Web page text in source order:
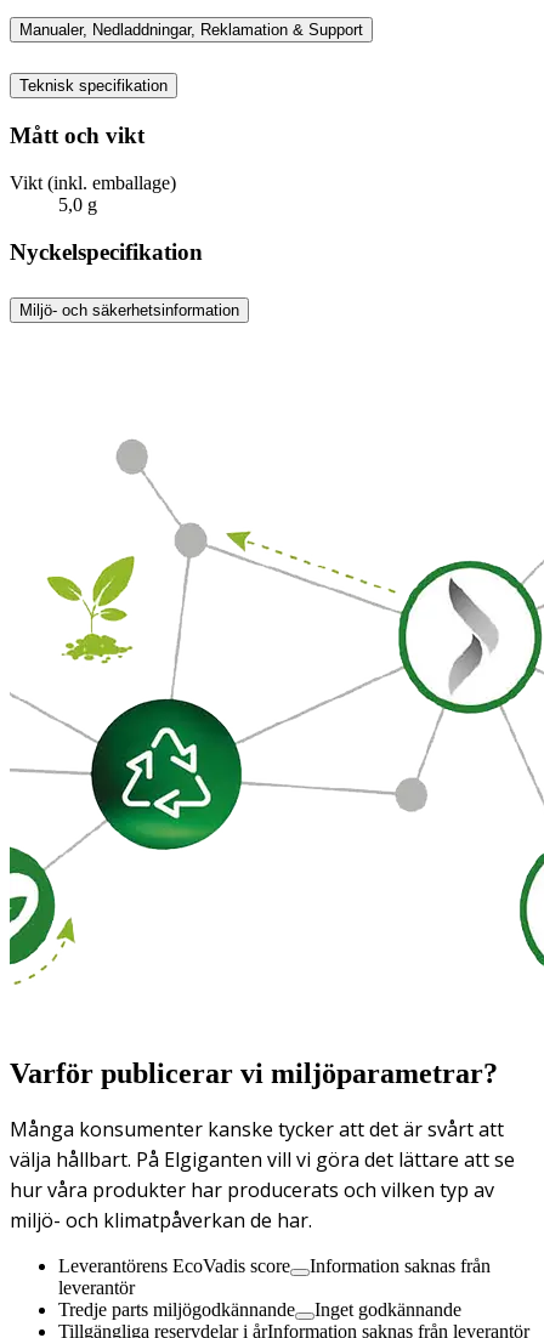
Manualer, Nedladdningar, Reklamation & Support
Teknisk specifikation
Mått och vikt
Vikt (inkl. emballage)
5,0 g
Nyckelspecifikation
Miljö- och säkerhetsinformation
Varför publicerar vi miljöparametrar?
Många konsumenter kanske tycker att det är svårt att
välja hållbart. På Elgiganten vill vi göra det lättare att se
hur våra produkter har producerats och vilken typ av
miljö- och klimatpåverkan de har.
Leverantörens EcoVadis score
Information saknas från
leverantör
Tredje parts miljögodkännande
Inget godkännande
Tillgängliga reservdelar i årInformation saknas från leverantör